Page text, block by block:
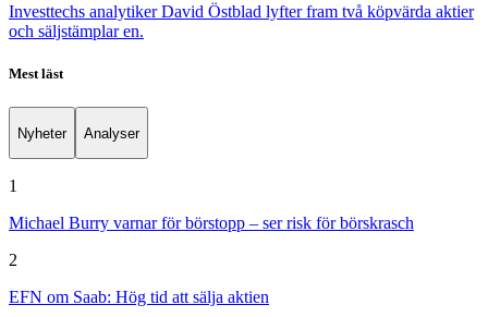
Investtechs analytiker David Östblad lyfter fram två köpvärda aktier
och säljstämplar en.
Mest läst
Nyheter Analyser
1
Michael Burry varnar för börstopp – ser risk för börskrasch
2
EFN om Saab: Hög tid att sälja aktien